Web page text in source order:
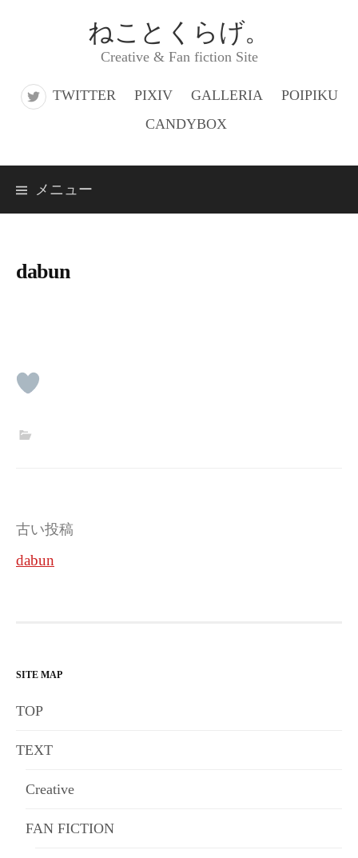
ス
ねことくらげ。
Creative & Fan fiction Site
TWITTER PIXIV GALLERIA
POIPIKU
CANDYBOX
メニュー
dabun
投
稿
ー
シ
ン
古い投稿
dabun
SITE MAP
TOP
TEXT
Creative
FAN FICTION